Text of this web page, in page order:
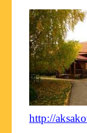
http://